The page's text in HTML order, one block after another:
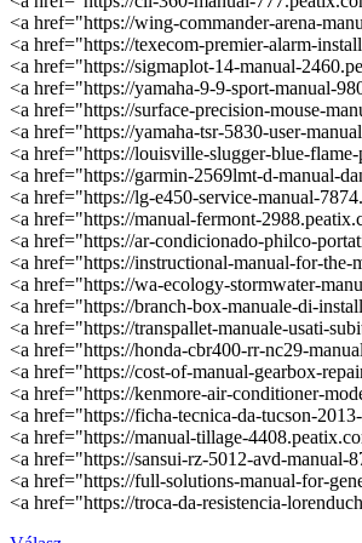
<a href="https://wing-commander-arena-
<a href="https://texecom-premier-alarm-
<a href="https://sigmaplot-14-manual-
<a href="https://yamaha-9-9-sport-manual-
<a href="https://surface-precision-mouse-
<a href="https://yamaha-tsr-5830-user-
<a href="https://louisville-slugger-blue-
<a href="https://garmin-2569lmt-d-manual-
<a href="https://lg-e450-service-manual-
<a href="https://manual-fermont-
<a href="https://ar-condicionado-philco-
<a href="https://instructional-manual-for-the-
<a href="https://wa-ecology-stormwater-
<a href="https://branch-box-manuale-di-
<a href="https://transpallet-manuale-usati-
<a href="https://honda-cbr400-rr-nc29-
<a href="https://cost-of-manual-gearbox-
<a href="https://kenmore-air-conditioner-
<a href="https://ficha-tecnica-da-tucson-
<a href="https://manual-tillage-
<a href="https://sansui-rz-5012-avd-manual-
<a href="https://full-solutions-manual-for-
<a href="https://troca-da-resistencia-